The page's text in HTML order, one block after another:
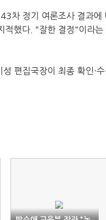
차 정기 여론조사 결과
적했다. "잘한 결정"이라
편집국장이 최종 확인·수